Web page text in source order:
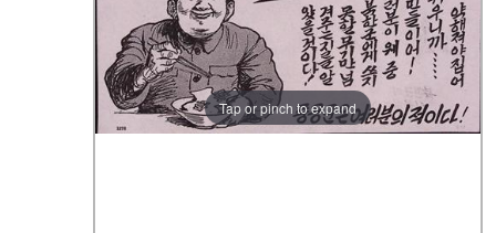
Tap or pinch to expand